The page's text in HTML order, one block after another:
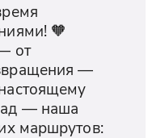
🧡
от
—
— наша
маршрутов: